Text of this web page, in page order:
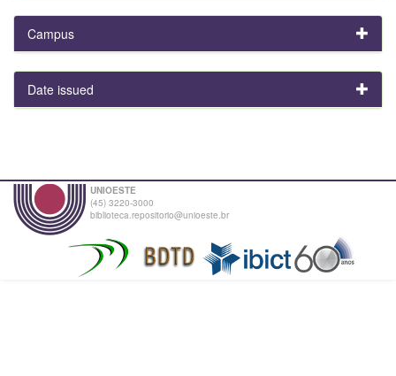
Campus
Date issued
UNIOESTE
(45) 3220-3000
biblioteca.repositorio@unioeste.br